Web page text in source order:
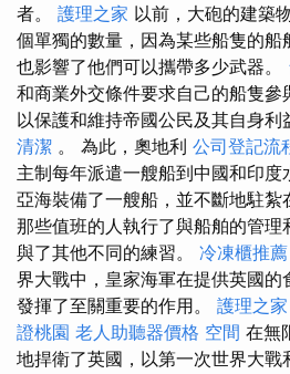
者。 護理之家 以前，大砲的建築
個單獨的數量，因為某些船隻的船
也影響了他們可以攜帶多少武器。
和商業外交條件要求自己的船隻參
以保護和維持帝國公民及其自身利
清潔 。 為此，奧地利 公司登記流
主制每年派遣一艘船到中國和印度
亞海裝備了一艘船，並不斷地駐紮
那些值班的人執行了與船舶的管理
與了其他不同的練習。 冷凍櫃推薦
界大戰中，皇家海軍在提供英國
發揮了至關重要的作用。 護理之
證桃園 老人助聽器價格 空間 在無
地捍衛了英國，以第一次世界大